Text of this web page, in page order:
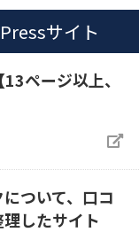
サイト
ページ以上、
ついて、口コ
したサイト